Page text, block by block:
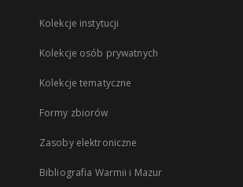
Kolekcje instytucji
Kolekcje osób prywatnych
Kolekcje tematyczne
Formy zbiorów
Zasoby elektroniczne
Bibliografia Warmii i Mazur